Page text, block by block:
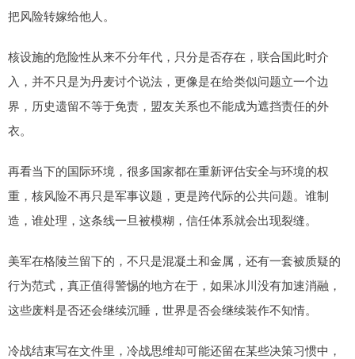
把风险转嫁给他人。
核设施的危险性从来不分年代，只分是否存在，联合国此时介
入，并不只是为丹麦讨个说法，更像是在给类似问题立一个边
界，历史遗留不等于免责，盟友关系也不能成为遮挡责任的外
衣。
再看当下的国际环境，很多国家都在重新评估安全与环境的权
重，核风险不再只是军事议题，更是跨代际的公共问题。谁制
造，谁处理，这条线一旦被模糊，信任体系就会出现裂缝。
美军在格陵兰留下的，不只是混凝土和金属，还有一套被质疑的
行为范式，真正值得警惕的地方在于，如果冰川没有加速消融，
这些废料是否还会继续沉睡，世界是否会继续装作不知情。
冷战结束写在文件里，冷战思维却可能还留在某些决策习惯中，